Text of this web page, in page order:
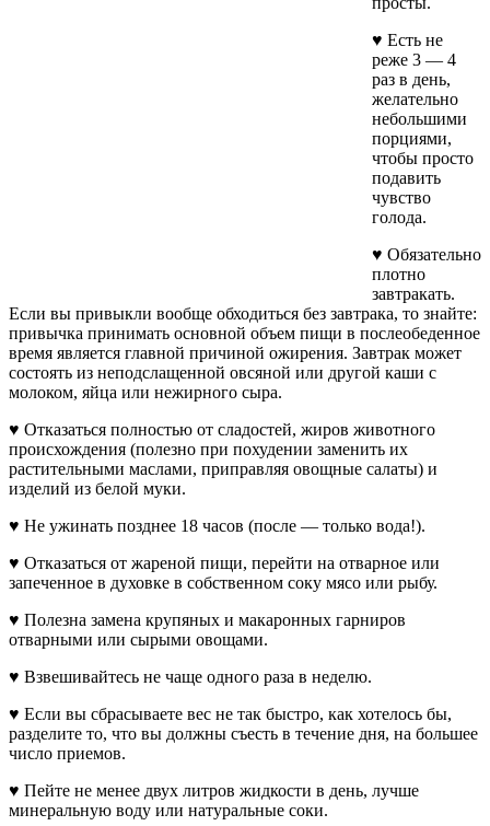
♥ Есть не
реже 3 — 4
раз в день,
желательно
небольшими
порциями,
чтобы просто
подавить
чувство
голода.
♥ Обязательно
плотно
завтракать.
Если вы привыкли вообще обходиться без завтрака, то знайте:
привычка принимать основной объем пищи в послеобеденное
время является главной причиной ожирения. Завтрак может
состоять из неподслащенной овсяной или другой каши с
молоком, яйца или нежирного сыра.
♥ Отказаться полностью от сладостей, жиров животного
происхождения (полезно при похудении заменить их
растительными маслами, приправляя овощные салаты) и
изделий из белой муки.
♥ Не ужинать позднее 18 часов (после — только вода!).
♥ Отказаться от жареной пищи, перейти на отварное или
запеченное в духовке в собственном соку мясо или рыбу.
♥ Полезна замена крупяных и макаронных гарниров
отварными или сырыми овощами.
♥ Взвешивайтесь не чаще одного раза в неделю.
♥ Если вы сбрасываете вес не так быстро, как хотелось бы,
разделите то, что вы должны съесть в течение дня, на большее
число приемов.
♥ Пейте не менее двух литров жидкости в день, лучше
минеральную воду или натуральные соки.